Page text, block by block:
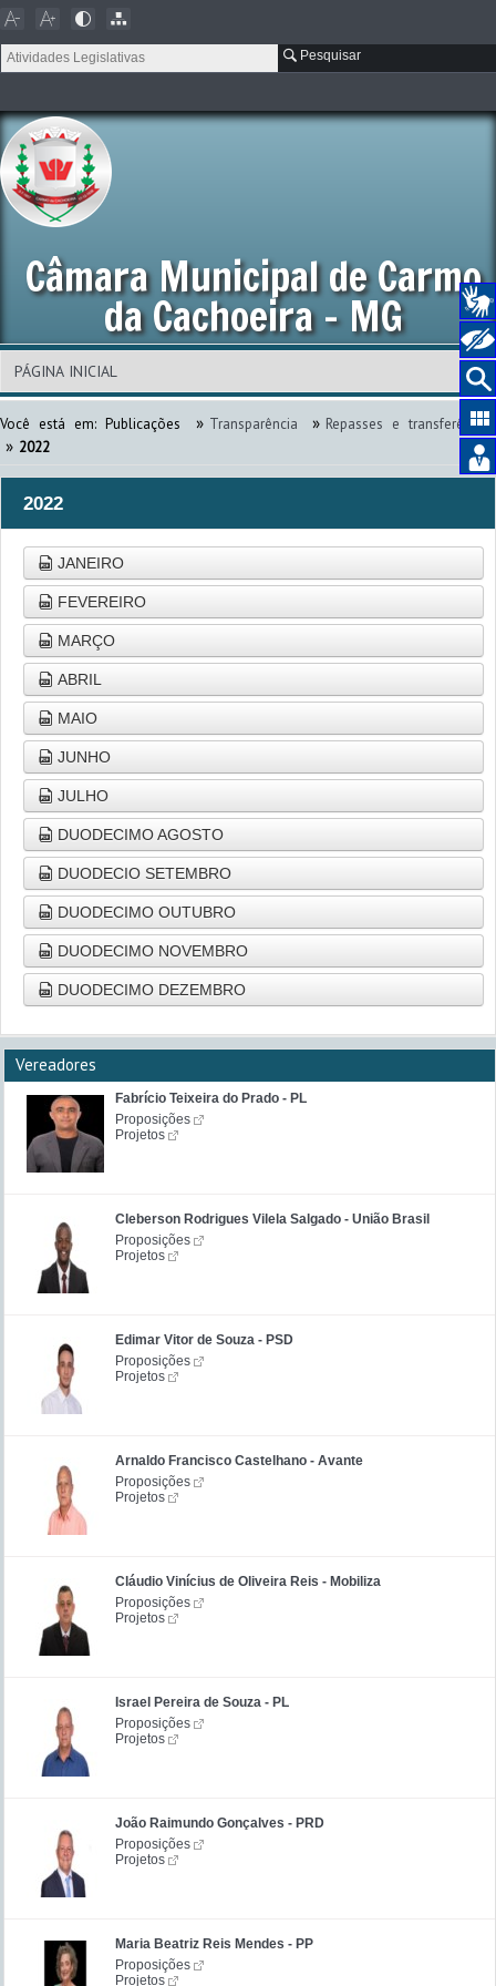
Pesquisar
Câmara Municipal de Carmo
da Cachoeira - MG
Você está em:Publicações » Transparência » Repasses e transferências
» 2022
2022
JANEIRO
FEVEREIRO
MARÇO
ABRIL
MAIO
JUNHO
JULHO
DUODECIMO AGOSTO
DUODECIO SETEMBRO
DUODECIMO OUTUBRO
DUODECIMO NOVEMBRO
DUODECIMO DEZEMBRO
Vereadores
Fabrício Teixeira do Prado - PL
Proposições
Projetos
Cleberson Rodrigues Vilela Salgado - União Brasil
Proposições
Projetos
Edimar Vitor de Souza - PSD
Proposições
Projetos
Arnaldo Francisco Castelhano - Avante
Proposições
Projetos
Cláudio Vinícius de Oliveira Reis - Mobiliza
Proposições
Projetos
Israel Pereira de Souza - PL
Proposições
Projetos
João Raimundo Gonçalves - PRD
Proposições
Projetos
Maria Beatriz Reis Mendes - PP
Proposições
Projetos